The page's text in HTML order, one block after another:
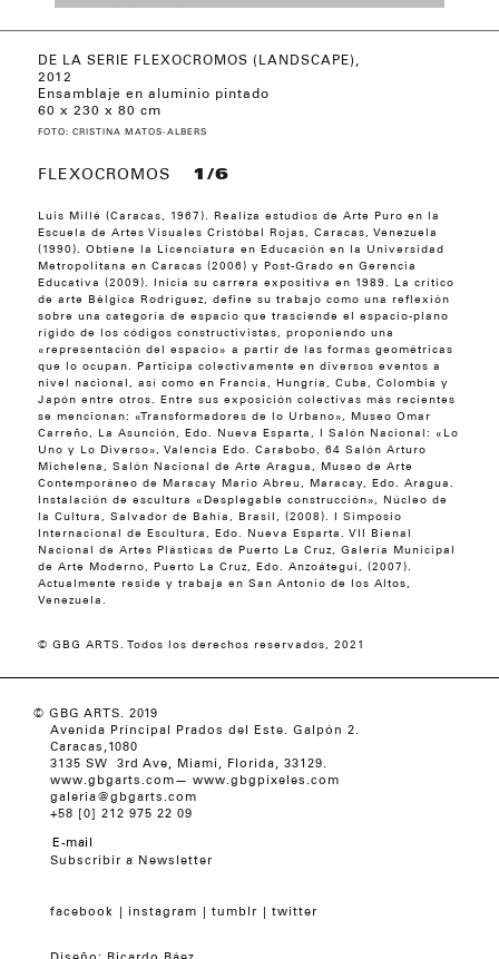
DE LA SERIE FLEXOCROMOS (LANDSCAPE),
2012
Ensamblaje en aluminio pintado
60 x 230 x 80 cm
FOTO: CRISTINA MATOS-ALBERS
DE LA SERIE FLEXOCROMOS (WHITE
SQUARE), 2012
DE LA SERIE FLEXOCROMOS (RED/BLUE),
2012
FLEXOCROMO (LEMON), 2012
FLEXOCROMOS (MULTICOLORS), 2012
SIN TÍTULO, 2012
MULTIATEMPORAL (DETALLE), 2012
MULTIATEMPORAL, 2012
MULTIATEMPORAL (BLACK/YELLOW), 2016
MULTIATEMPORAL (BLACK/BLACK), 2016
MULTIATEMPORAL (BLACK/YELLOW/RED),
2017
MULTIATEMPORAL (BLACK/YELLOW/RED),
2017
MULTIATEMPORAL (BLACK/YELLOW/RED),
2017
MULTIATEMPORAL (BLACK/PURPLE), 2017
TENSOFLEXOMETIRA
CAJA DE TENSOMETRÍA, 2018
FLEXOCROMOS 1/6
Luis Millé (Caracas, 1967). Realiza estudios de Arte Puro en la
Escuela de Artes Visuales Cristóbal Rojas, Caracas, Venezuela
(1990). Obtiene la Licenciatura en Educación en la Universidad
Metropolitana en Caracas (2006) y Post-Grado en Gerencia
Educativa (2009). Inicia su carrera expositiva en 1989. La crítico
de arte Bélgica Rodríguez, define su trabajo como una reflexión
sobre una categoría de espacio que trasciende el espacio-plano
rígido de los códigos constructivistas, proponiendo una
«representación del espacio» a partir de las formas geométricas
que lo ocupan. Participa colectivamente en diversos eventos a
nivel nacional, así como en Francia, Hungría, Cuba, Colombia y
Japón entre otros. Entre sus exposición colectivas más recientes
se mencionan: «Transformadores de lo Urbano», Museo Omar
Carreño, La Asunción, Edo. Nueva Esparta, I Salón Nacional: «Lo
Uno y Lo Diverso», Valencia Edo. Carabobo, 64 Salón Arturo
Michelena, Salón Nacional de Arte Aragua, Museo de Arte
Contemporáneo de Maracay Mario Abreu, Maracay, Edo. Aragua.
Instalación de escultura «Desplegable construcción», Núcleo de
la Cultura, Salvador de Bahía, Brasil, (2008). I Simposio
Internacional de Escultura, Edo. Nueva Esparta. VII Bienal
Nacional de Artes Plásticas de Puerto La Cruz, Galería Municipal
de Arte Moderno, Puerto La Cruz, Edo. Anzoátegui, (2007).
Actualmente reside y trabaja en San Antonio de los Altos,
Venezuela.
© GBG ARTS. Todos los derechos reservados, 2021
© GBG ARTS. 2019
Avenida Principal Prados del Este. Galpón 2.
Caracas,1080
3135 SW 3rd Ave, Miami, Florida, 33129.
www.gbgarts.com— www.gbgpixeles.com
galeria@gbgarts.com
+58 [0] 212 975 22 09
Subscribir a Newsletter
facebook instagram tumblr twitter